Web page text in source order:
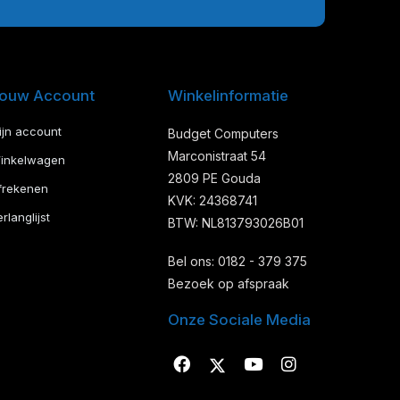
Account
account
Winkelinformatie
Budget Computers
Marconistraat 54
2809 PE Gouda
KVK: 24368741
BTW: NL813793026B01
Bel ons: 0182 - 379 375
Bezoek op afspraak
Onze Sociale Media